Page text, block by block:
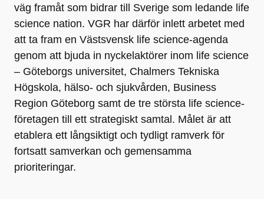
väg framåt som bidrar till Sverige som ledande life
science nation. VGR har därför inlett arbetet med
att ta fram en Västsvensk life science-agenda
genom att bjuda in nyckelaktörer inom life science
– Göteborgs universitet, Chalmers Tekniska
Högskola, hälso- och sjukvården, Business
Region Göteborg samt de tre största life science-
företagen till ett strategiskt samtal. Målet är att
etablera ett långsiktigt och tydligt ramverk för
fortsatt samverkan och gemensamma
prioriteringar.